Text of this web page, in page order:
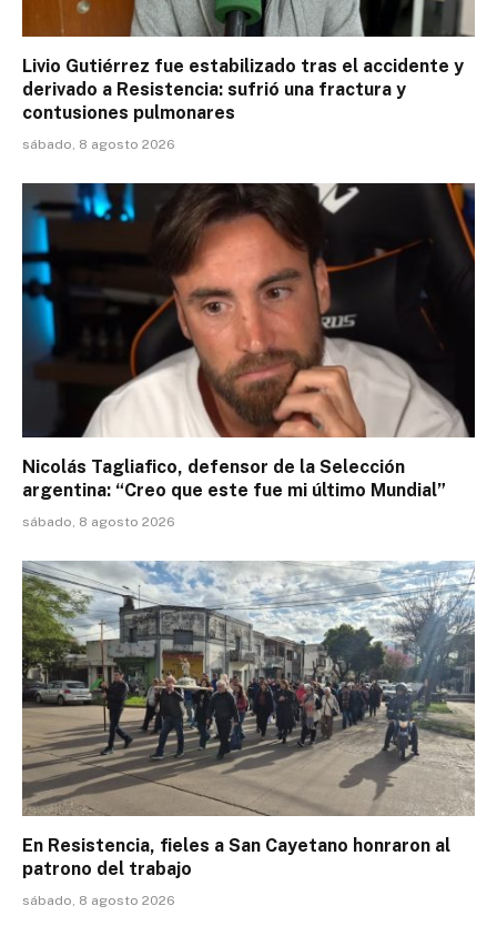
Livio Gutiérrez fue estabilizado tras el accidente y
derivado a Resistencia: sufrió una fractura y
contusiones pulmonares
sábado, 8 agosto 2026
Nicolás Tagliafico, defensor de la Selección
argentina: “Creo que este fue mi último Mundial”
sábado, 8 agosto 2026
En Resistencia, fieles a San Cayetano honraron al
patrono del trabajo
sábado, 8 agosto 2026